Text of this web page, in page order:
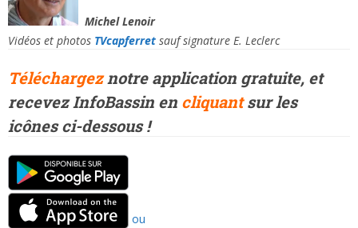
Michel Lenoir
Vidéos et photos TVcapferretsauf signature E. Leclerc
Téléchargeznotre application gratuite, et
recevez InfoBassin en cliquantsur les
icônes ci-dessous !
ou